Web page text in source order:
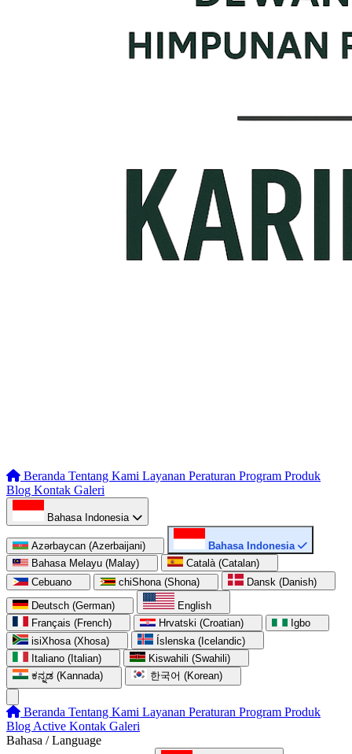
Beranda Tentang Kami Layanan Peraturan Program Produk
Blog Kontak Galeri
Bahasa Indonesia
Azərbaycan (Azerbaijani)
Bahasa Indonesia
Bahasa Melayu (Malay)
Català (Catalan)
Cebuano
chiShona (Shona)
Dansk (Danish)
Deutsch (German)
English
Français (French)
Hrvatski (Croatian)
Igbo
isiXhosa (Xhosa)
Íslenska (Icelandic)
Italiano (Italian)
Kiswahili (Swahili)
ಕನ್ನಡ (Kannada)
한국어 (Korean)
Beranda Tentang Kami Layanan Peraturan Program Produk
Blog Active Kontak Galeri
Bahasa / Language